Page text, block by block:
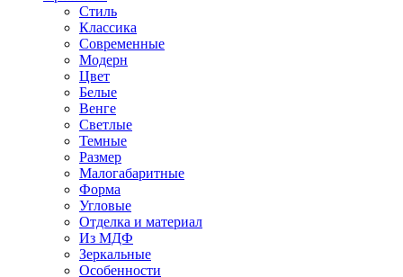
Стиль
Классика
Современные
Модерн
Цвет
Белые
Венге
Светлые
Темные
Размер
Малогабаритные
Форма
Угловые
Отделка и материал
Из МДФ
Зеркальные
Особенности